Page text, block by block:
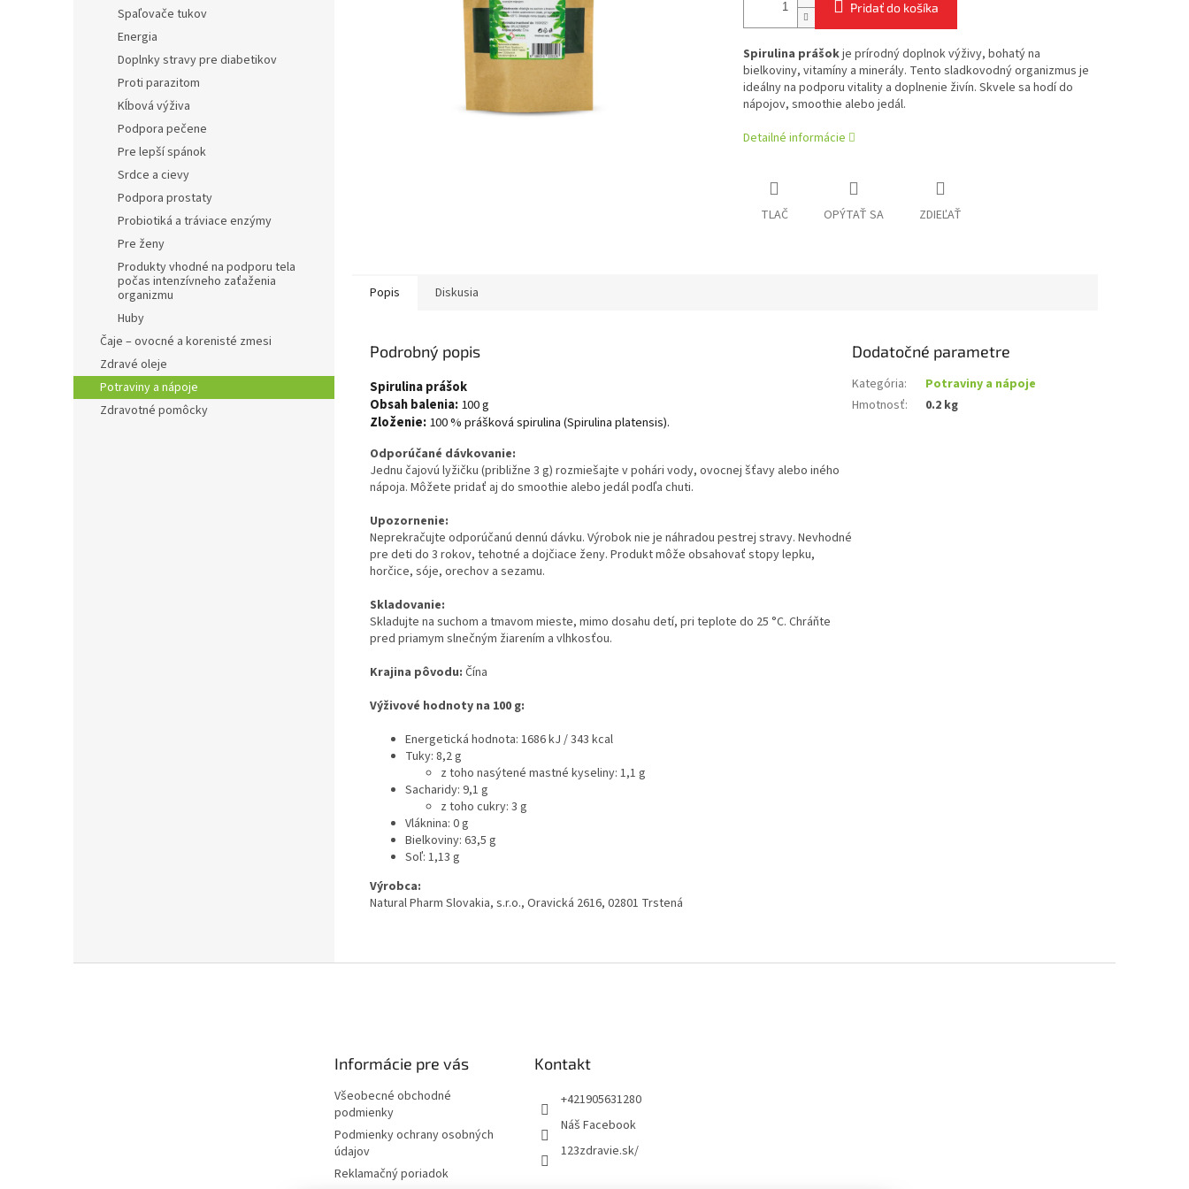
Spaľovače tukov
Energia
Doplnky stravy pre diabetikov
Proti parazitom
Kĺbová výživa
Podpora pečene
Pre lepší spánok
Srdce a cievy
Podpora prostaty
Probiotiká a tráviace enzýmy
Pre ženy
Produkty vhodné na podporu tela
počas intenzívneho zaťaženia
organizmu
Huby
Čaje – ovocné a korenisté zmesi
Zdravé oleje
Potraviny a nápoje
Zdravotné pomôcky
Pridať do košíka
Spirulina prášokje prírodný doplnok výživy, bohatý na
bielkoviny, vitamíny a minerály. Tento sladkovodný organizmus je
ideálny na podporu vitality a doplnenie živín. Skvele sa hodí do
nápojov, smoothie alebo jedál.
Detailné informácie
TLAČ OPÝTAŤ SA ZDIEĽAŤ
Popis Diskusia
Podrobný popis
Spirulina prášok
Obsah balenia:100 g
Zloženie:100 % prášková spirulina (Spirulina platensis).
Odporúčané dávkovanie:
Jednu čajovú lyžičku (približne 3 g) rozmiešajte v pohári vody, ovocnej šťavy alebo iného
nápoja. Môžete pridať aj do smoothie alebo jedál podľa chuti.
Upozornenie:
Neprekračujte odporúčanú dennú dávku. Výrobok nie je náhradou pestrej stravy. Nevhodné
pre deti do 3 rokov, tehotné a dojčiace ženy. Produkt môže obsahovať stopy lepku,
horčice, sóje, orechov a sezamu.
Skladovanie:
Skladujte na suchom a tmavom mieste, mimo dosahu detí, pri teplote do 25 °C. Chráňte
pred priamym slnečným žiarením a vlhkosťou.
Krajina pôvodu: Čína
Výživové hodnoty na 100 g:
Energetická hodnota: 1686 kJ / 343 kcal
Tuky: 8,2 g
z toho nasýtené mastné kyseliny: 1,1 g
Sacharidy: 9,1 g
z toho cukry: 3 g
Vláknina: 0 g
Bielkoviny: 63,5 g
Soľ: 1,13 g
Výrobca:
Natural Pharm Slovakia, s.r.o., Oravická 2616, 02801 Trstená
Dodatočné parametre
Kategória:
Potraviny a nápoje
Hmotnosť: 0.2 kg
Informácie pre vás
Všeobecné obchodné
podmienky
Podmienky ochrany osobných
údajov
Reklamačný poriadok
Kontakt
+421905631280
Náš Facebook
123zdravie.sk/